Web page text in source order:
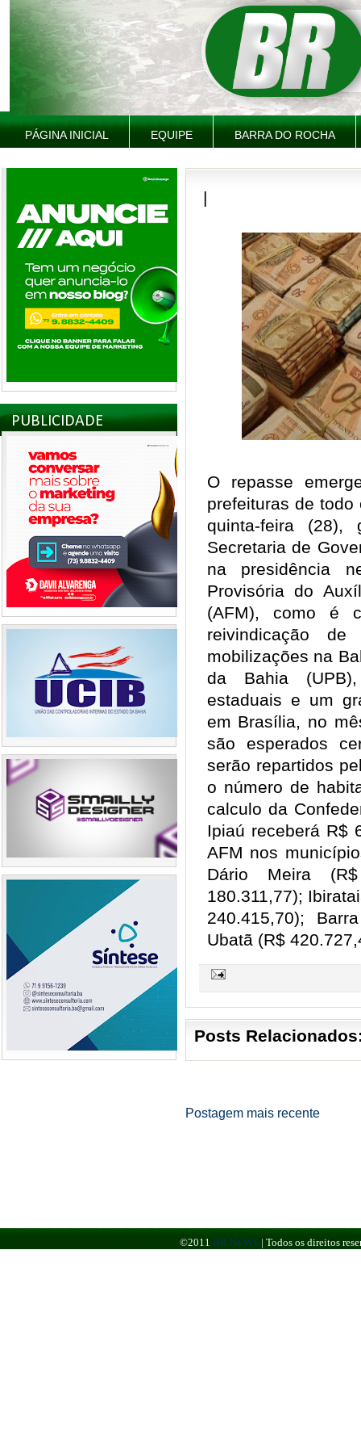
PÁGINA INICIAL EQUIPE BARRA DO ROCHA
PUBLICIDADE
|
O repasse
prefeituras de
quinta-feira (28),
Secretaria de
na presidência
Provisória do
(AFM), como é
reivindicação
mobilizações na
da Bahia
estaduais e um
em Brasília, no
são esperados
serão repartidos
o número de
calculo da
Ipiaú receberá R$
AFM nos
Dário Meira
180.311,77);
240.415,70);
Ubatã (R$
Posts
Postagem mais recente
©2011 BR NEWS | Todos os direitos